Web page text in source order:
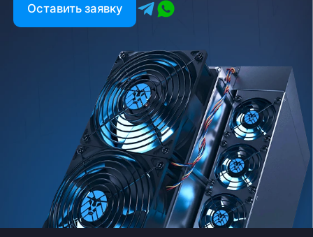
Оставить заявку